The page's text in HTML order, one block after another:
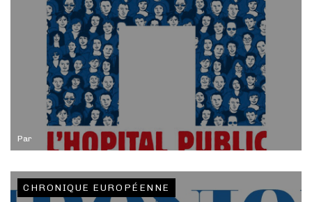
Par
CHRONIQUE EUROPÉENNE